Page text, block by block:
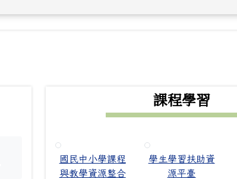
課程學習
國民中小學課程
與教學資源整合
學生學習扶助資
源平臺